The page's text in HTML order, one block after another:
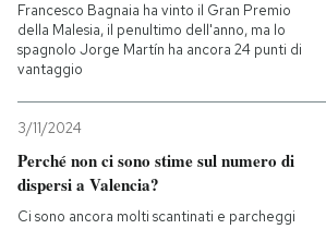
Francesco Bagnaia ha vinto il Gran Premio
della Malesia, il penultimo dell'anno, ma lo
spagnolo Jorge Martín ha ancora 24 punti di
vantaggio
3/11/2024
Perché non ci sono stime sul numero di
dispersi a Valencia?
Ci sono ancora molti scantinati e parcheggi